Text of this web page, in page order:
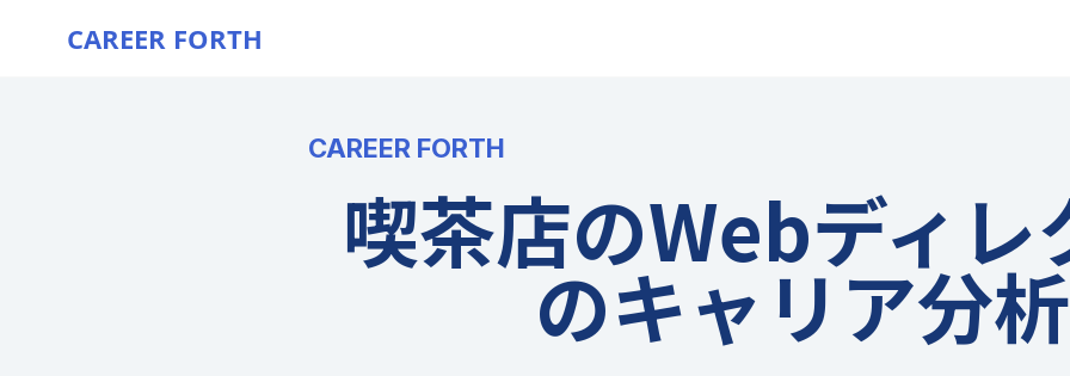
CAREER FORTH
CAREER FORTH
喫茶店のWebディレ
のキャリア分析